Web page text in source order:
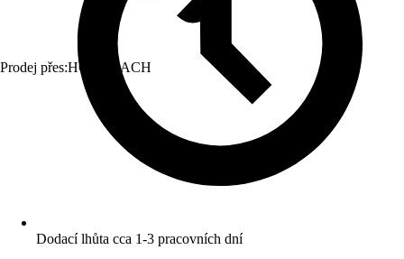
Prodej přes:HORNBACH
Dodací lhůta cca 1-3 pracovních dní